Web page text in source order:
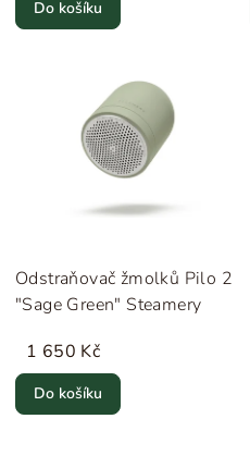
Do košíku
Odstraňovač žmolků Pilo 2
"Sage Green" Steamery
1 650 Kč
Do košíku